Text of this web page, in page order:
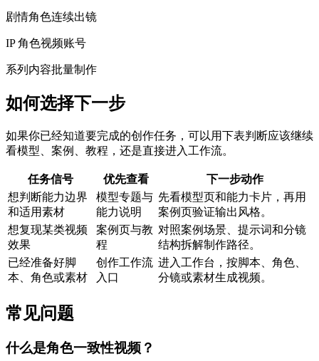
剧情角色连续出镜
IP 角色视频账号
系列内容批量制作
如何选择下一步
如果你已经知道要完成的创作任务，可以用下表判断应该继续
看模型、案例、教程，还是直接进入工作流。
任务信号 优先查看
下一步动作
想判断能力边界
和适用素材
模型专题与
能力说明
先看模型页和能力卡片，再用
案例页验证输出风格。
想复现某类视频
效果
案例页与教
程
对照案例场景、提示词和分镜
结构拆解制作路径。
已经准备好脚
本、角色或素材
创作工作流
入口
进入工作台，按脚本、角色、
分镜或素材生成视频。
常见问题
什么是角色一致性视频？